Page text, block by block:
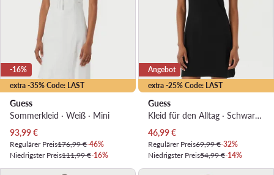
extra -35% Code: LAST
-16%
Guess
Sommerkleid · Weiß · Mini
Aktueller Preis
93,99€
Regulärer Preis176,99 €-46%
Niedrigster Preis111,99 €-16%
extra -25% Code: LAST
Angebot
Guess
Kleid für den Alltag · Schwarz · Mini
Aktueller Preis
46,99€
Regulärer Preis69,99 €-32%
Niedrigster Preis54,99 €-14%